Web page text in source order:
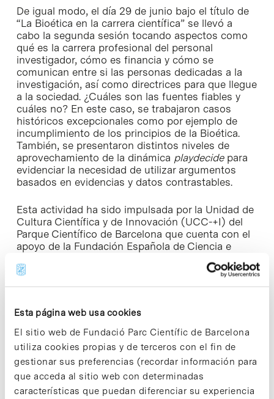
Esta página web usa cookies
El sitio web de Fundació Parc Científic de Barcelona
utiliza cookies propias y de terceros con el fin de
gestionar sus preferencias (recordar información para
que acceda al sitio web con determinadas
características que puedan diferenciar su experiencia
De igual modo, el día 29 de junio bajo el título de
“La Bioética en la carrera científica” se llevó a
cabo la segunda sesión tocando aspectos como
qué es la carrera profesional del personal
investigador, cómo es financia y cómo se
comunican entre si las personas dedicadas a la
investigación, así como directrices para que llegue
a la sociedad. ¿Cuáles son las fuentes fiables y
cuáles no? En este caso, se trabajaron casos
históricos excepcionales como por ejemplo de
incumplimiento de los principios de la Bioética.
También, se presentaron distintos niveles de
aprovechamiento de la dinámica playdecidepara
evidenciar la necesidad de utilizar argumentos
basados en evidencias y datos contrastables.
Esta actividad ha sido impulsada por la Unidad de
Cultura Científica y de Innovación (UCC-+I) del
Parque Científico de Barcelona que cuenta con el
apoyo de la Fundación Española de Ciencia e
) del Ministerio de Ciencia e
Innovación, y se enmarca en el Plan de
Desarrollo Sostenible (ODS).